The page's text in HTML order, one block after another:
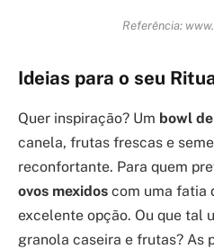
Referência:
Ideias para o seu
Quer inspiração? Um bowl
canela, frutas frescas e
reconfortante. Para quem
ovos mexidos com uma fatia
excelente opção. Ou que tal
granola caseira e frutas? As